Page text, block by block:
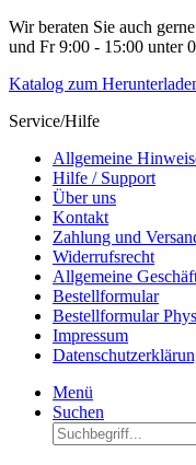
Wir beraten Sie auch
und Fr 9:00 - 15:00 unter
Katalog zum
Service/Hilfe
Allgemeine
Hilfe / Support
Über uns
Kontakt
Zahlung und
Widerrufsrecht
Allgemeine
Bestellformular
Bestellformular
Impressum
Menü
Suchen